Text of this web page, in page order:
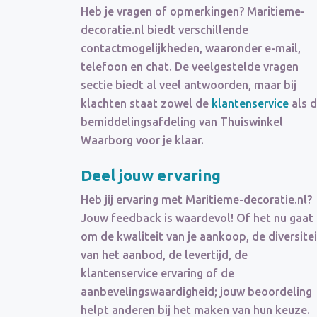
Heb je vragen of opmerkingen? Maritieme-
decoratie.nl biedt verschillende
contactmogelijkheden, waaronder e-mail,
telefoon en chat. De veelgestelde vragen
sectie biedt al veel antwoorden, maar bij
klachten staat zowel de klantenservice als
bemiddelingsafdeling van Thuiswinkel
Waarborg voor je klaar.
Deel jouw ervaring
Heb jij ervaring met Maritieme-decoratie.nl?
Jouw feedback is waardevol! Of het nu gaat
om de kwaliteit van je aankoop, de
van het aanbod, de levertijd, de
klantenservice ervaring of de
aanbevelingswaardigheid; jouw beoordeling
helpt anderen bij het maken van hun keuze.